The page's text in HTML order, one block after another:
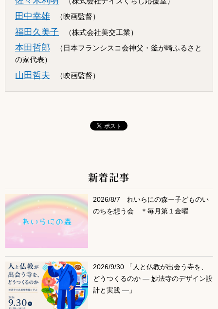
田中幸雄 （映画監督）
福田久美子 （株式会社美交工業）
本田哲郎
（日本フランシスコ会神父・釜が崎ふるさと
の家代表）
山田哲夫 （映画監督）
サブコンテンツ
新着記事
2026/8/7 れいらにの森ー子どものい
のちを想う会 ＊毎月第１金曜
2026/9/30 「人と仏教が出会う寺を、
どうつくるのか ― 妙法寺のデザイン設
計と実践 ―」